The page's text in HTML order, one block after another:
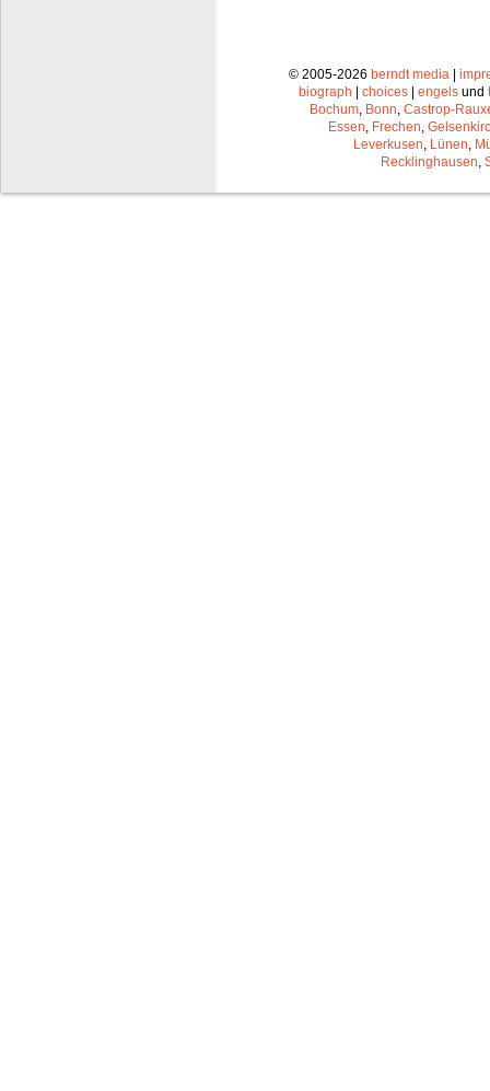
© 2005-2026 berndt media |
biograph | choices | engels und
Bochum Bonn Castrop-
Essen Frechen
Leverkusen Lünen
Recklinghausen